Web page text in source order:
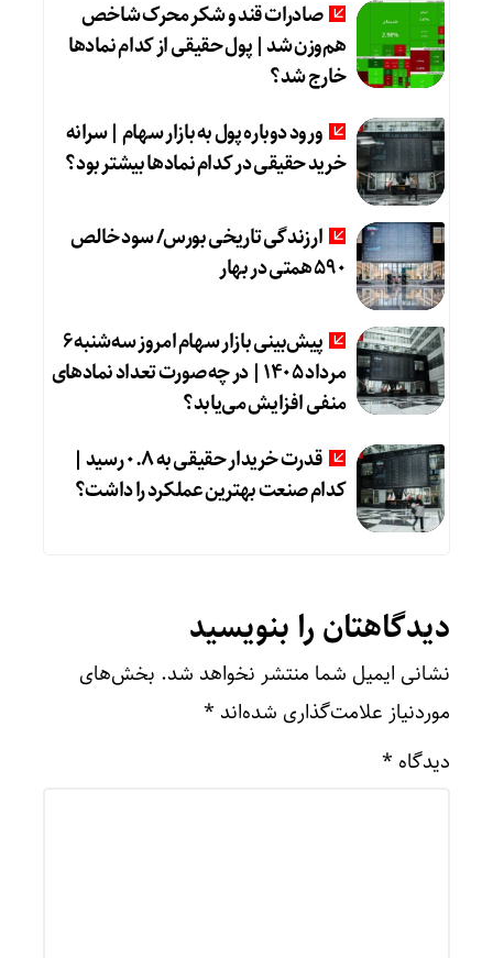
صادرات قند و شکر محرک شاخص
هم‌وزن شد | پول حقیقی از کدام نماد‌ها
خارج شد؟
ورود دوباره پول به بازار سهام | سرانه
خرید حقیقی در کدام نماد‌ها بیشتر بود؟
ارزندگی تاریخی بورس/ سود خالص
۵۹۰ همتی در بهار
پیش‌بینی بازار سهام امروز سه‌شنبه ۶
مرداد ۱۴۰۵ | در چه صورت تعداد نماد‌های
منفی افزایش می‌یابد؟
قدرت خریدار حقیقی به ۰.۸ رسید |
کدام صنعت بهترین عملکرد را داشت؟
دیدگاهتان را بنویسید
نشانی ایمیل شما منتشر نخواهد شد. بخش‌های
موردنیاز علامت‌گذاری شده‌اند *
دیدگاه *